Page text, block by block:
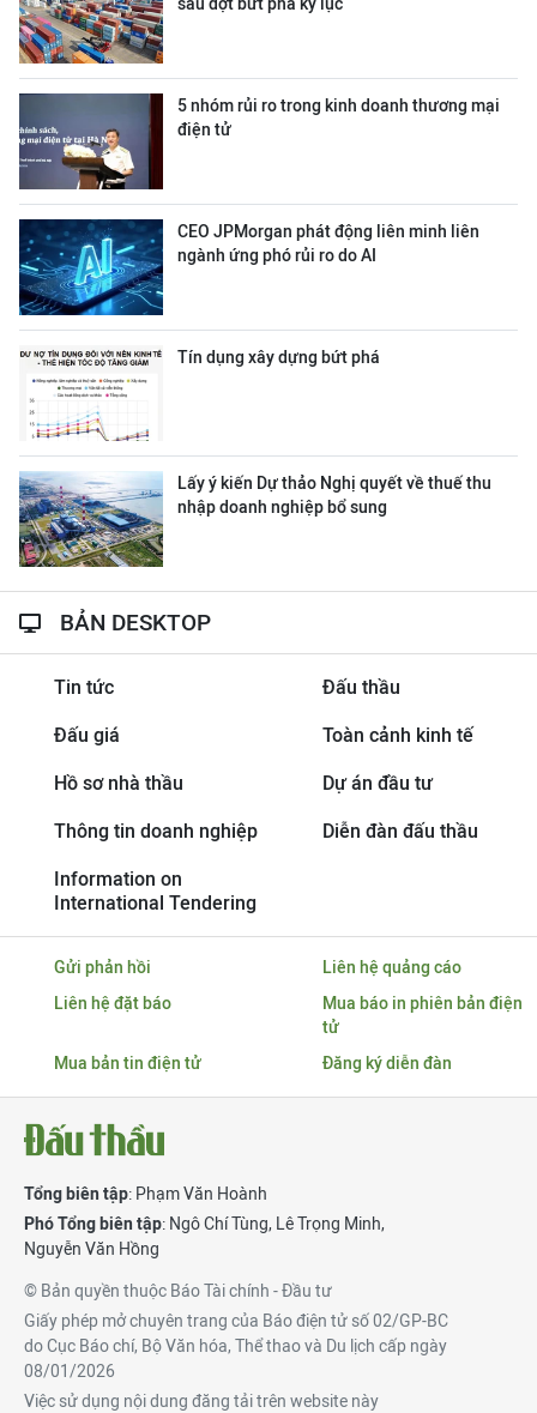
5 nhóm rủi ro trong kinh doanh thương mại
điện tử
CEO JPMorgan phát động liên minh liên
ngành ứng phó rủi ro do AI
Tín dụng xây dựng bứt phá
Lấy ý kiến Dự thảo Nghị quyết về thuế thu
nhập doanh nghiệp bổ sung
BẢN DESKTOP
Tin tức Đấu thầu
Đấu giá Toàn cảnh kinh tế
Hồ sơ nhà thầu Dự án đầu tư
Thông tin doanh nghiệp Diễn đàn đấu thầu
Information on
International Tendering
Gửi phản hồi
Liên hệ quảng cáo
Liên hệ đặt báo
Mua báo in phiên bản điện
tử
Mua bản tin điện tử
Đăng ký diễn đàn
Tổng biên tập: Phạm Văn Hoành
Phó Tổng biên tập: Ngô Chí Tùng, Lê Trọng Minh,
Nguyễn Văn Hồng
© Bản quyền thuộc Báo Tài chính - Đầu tư
Giấy phép mở chuyên trang của Báo điện tử số 02/GP-BC
do Cục Báo chí, Bộ Văn hóa, Thể thao và Du lịch cấp ngày
08/01/2026
Việc sử dụng nội dung đăng tải trên website này